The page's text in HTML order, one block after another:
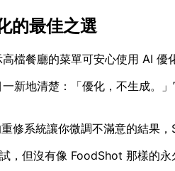
最佳之選
檔餐廳的菜單可安心使用 AI 優
新地清楚：「優化，不生成。
修系統讓你微調不滿意的結果
但沒有像 FoodShot 那樣的永